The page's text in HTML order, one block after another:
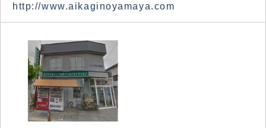
http://www.aikaginoyamaya.com